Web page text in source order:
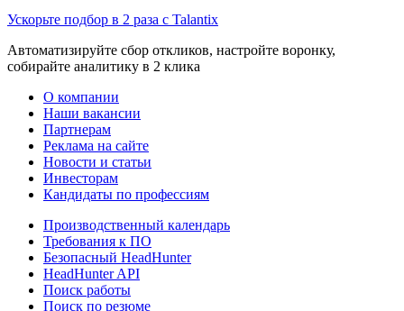
Ускорьте подбор в 2 раза с Talantix
Автоматизируйте сбор откликов, настройте воронку,
собирайте аналитику в 2 клика
О компании
Наши вакансии
Партнерам
Реклама на сайте
Новости и статьи
Инвесторам
Кандидаты по профессиям
Производственный календарь
Требования к ПО
Безопасный HeadHunter
HeadHunter API
Поиск работы
Поиск по резюме